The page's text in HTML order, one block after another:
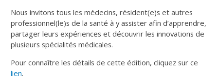
Nous invitons tous les médecins, résident(e)s et autres
professionnel(le)s de la santé à y assister afin d’apprendre,
partager leurs expériences et découvrir les innovations de
plusieurs spécialités médicales.
Pour connaître les détails de cette édition, cliquez sur ce
lien.